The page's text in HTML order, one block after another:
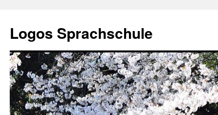
springen
Logos Sprachschule